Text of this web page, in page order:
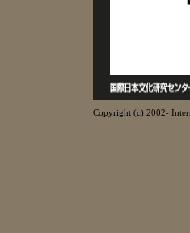
Copyright (c) 2002-